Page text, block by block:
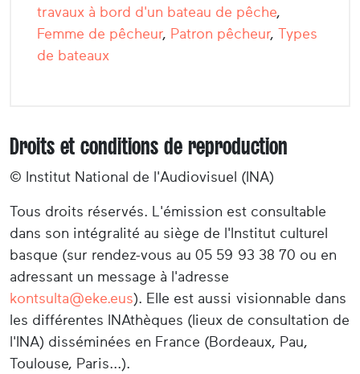
travaux à bord d'un bateau de pêche,
Femme de pêcheur, Patron pêcheur, Types
de bateaux
Droits et conditions de reproduction
© Institut National de l'Audiovisuel (INA)
Tous droits réservés. L'émission est consultable
dans son intégralité au siège de l'Institut culturel
basque (sur rendez-vous au 05 59 93 38 70 ou en
adressant un message à l'adresse
kontsulta@eke.eus). Elle est aussi visionnable dans
les différentes INAthèques (lieux de consultation de
l'INA) disséminées en France (Bordeaux, Pau,
Toulouse, Paris...).